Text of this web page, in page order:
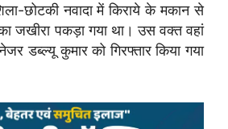
छोटकी नवादा में किराये के मकान से
जखीरा पकड़ा गया था। उस वक्त वहां
डब्ल्यू कुमार को गिरफ्तार किया गया